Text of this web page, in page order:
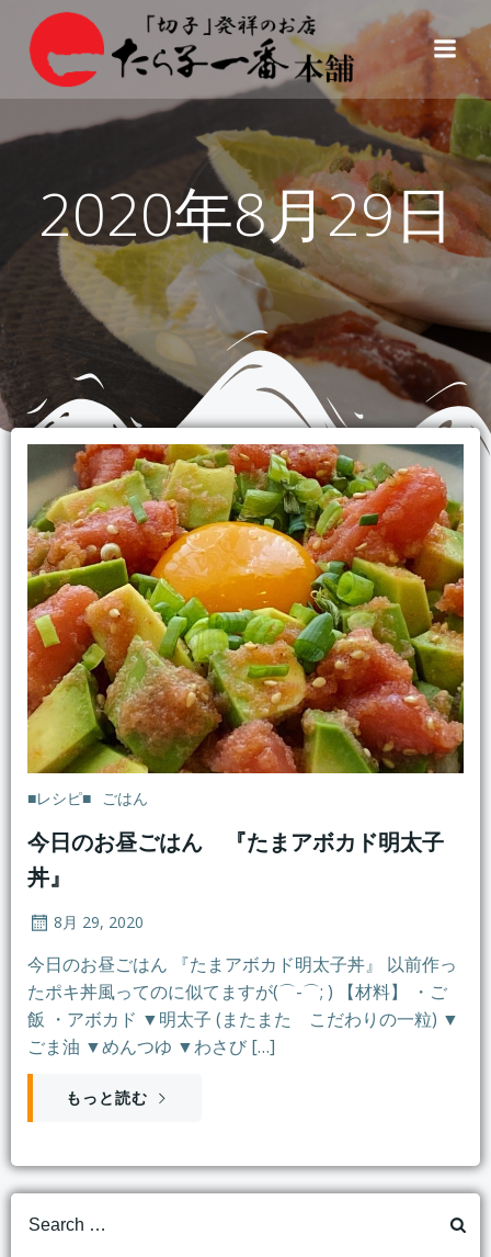
コ
ン
テ
ン
へ
ス
キ
ッ
プ
2020年8月29日
■レシピ■ ごはん
今日のお昼ごはん 『たまアボカド明太子
丼』
8月 29, 2020
今日のお昼ごはん 『たまアボカド明太子丼』 以前作っ
たポキ丼風ってのに似てますが(⌒-⌒; ) 【材料】 ・ご
飯 ・アボカド ▼明太子 (またまた こだわりの一粒) ▼
ごま油 ▼めんつゆ ▼わさび […]
もっと読む
for: